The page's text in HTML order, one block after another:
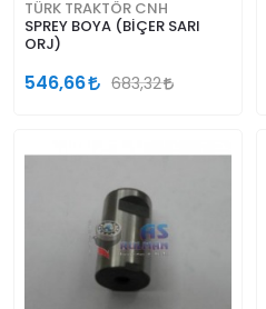
TÜRK TRAKTÖR CNH
SPREY BOYA (BİÇER SARI
ORJ)
546,66 683,32